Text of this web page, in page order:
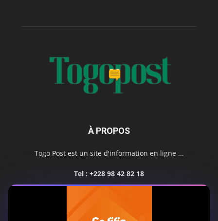
À PROPOS
Togo Post est un site d'information en ligne ...
Tel : +228 98 42 82 18